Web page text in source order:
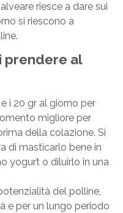
riesce a dare sui
si riescono a
prendere al
i 20 gr al giorno per
migliore per
della colazione. Si
di masticarlo bene in
yogurt o diluirlo in una
del polline,
e per un lungo periodo